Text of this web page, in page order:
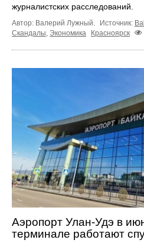
журналистских расследований.
Автор: Валерий Лужный. Источник:
Скандалы Экономика Красноярск
Аэропорт Улан-Удэ в
терминале работают